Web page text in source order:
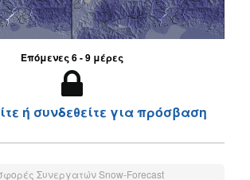
Επόμενες 6 - 9 μέρες
ή συνδεθείτε για πρόσβαση
Συνεργατών Snow-Forecast